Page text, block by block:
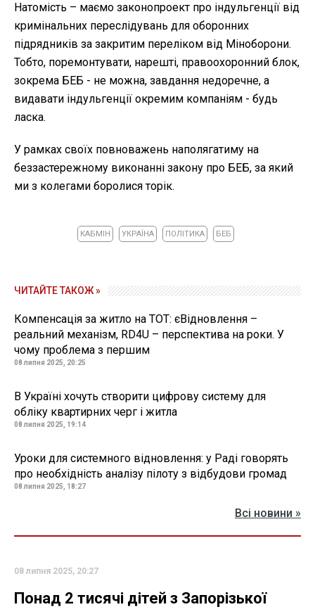
Натомість – маємо законопроект про індульгенції від
кримінальних переслідувань для оборонних
підрядників за закритим переліком від Міноборони.
Тобто, поремонтувати, нарешті, правоохоронний блок,
зокрема БЕБ - не можна, завдання недоречне, а
видавати індульгенції окремим компаніям - будь
ласка.
У рамках своїх повноважень наполягатиму на
беззастережному виконанні закону про БЕБ, за який
ми з колегами боролися торік.
КАБМІН УКРАЇНА ПОЛІТИКА БЕБ
ЧИТАЙТЕ ТАКОЖ »
Компенсація за житло на ТОТ: єВідновлення –
реальний механізм, RD4U – перспектива на роки. У
чому проблема з першим
08 липня 2025, 20:25
В Україні хочуть створити цифрову систему для
обліку квартирних черг і житла
08 липня 2025, 19:14
Уроки для системного відновлення: у Раді говорять
про необхідність аналізу пілоту з відбудови громад
08 липня 2025, 18:27
Всі новини »
08 липня 2025, 20:27
Понад 2 тисячі дітей з Запорізької